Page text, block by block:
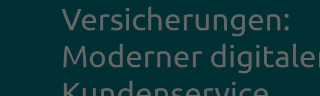
Versicherungen:
Moderner